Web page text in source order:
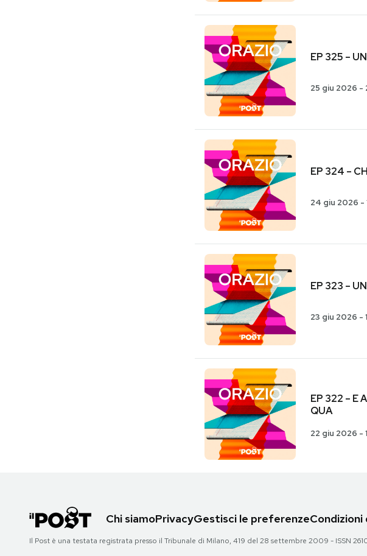
EP 325 –
25 giu 2026 -
EP 324 –
24 giu 2026 -
EP 323 –
23 giu 2026 -
EP 322 – E
QUA
22 giu 2026 -
Chi siamoPrivacyGestisci le preferenzeCondizioni
Il Post è una testata registrata presso il Tribunale di Milano, 419 del 28 settembre 2009 - ISSN